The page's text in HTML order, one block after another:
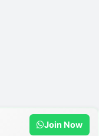
Join Now